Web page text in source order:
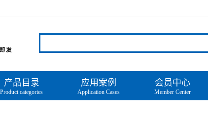
产品目录
Product categories
应用案例
Application Cases
会员中心
Member Center